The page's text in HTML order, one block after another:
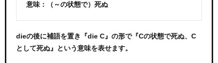
意味：（～の状態で）死ぬ
dieの後に補語を置き『die C』の形で『Cの状態で死ぬ、C
として死ぬ』という意味を表せます。